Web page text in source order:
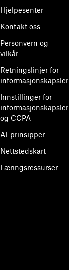
Hjelpesenter
Kontakt oss
Personvern og
vilkår
Retningslinjer for
informasjonskapsler
Innstillinger for
informasjonskapsler
og CCPA
AI-prinsipper
Nettstedskart
Læringsressurser